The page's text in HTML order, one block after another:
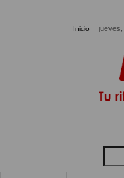
Inicio jueves,